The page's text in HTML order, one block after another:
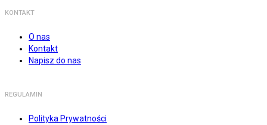
KONTAKT
O nas
Kontakt
Napisz do nas
REGULAMIN
Polityka Prywatności